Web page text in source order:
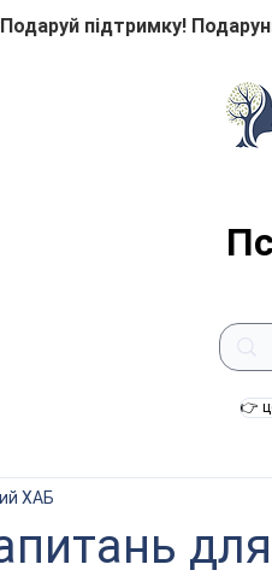
Подаруй підтримку!
👉
ХАБ